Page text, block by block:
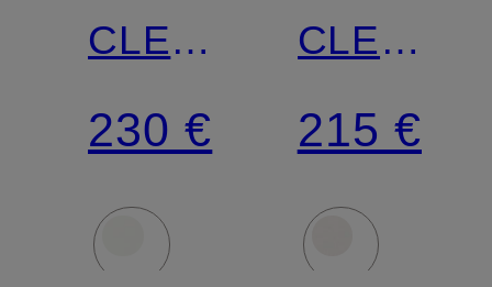
CLEAN
90
230 €
CLEAN
90
215 €